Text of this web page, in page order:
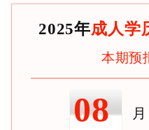
2025年成人学
本期预
08 月